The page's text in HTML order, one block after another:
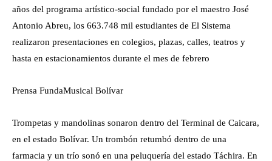
años del programa artístico-social fundado por el maestro José
Antonio Abreu, los 663.748 mil estudiantes de El Sistema
realizaron presentaciones en colegios, plazas, calles, teatros y
hasta en estacionamientos durante el mes de febrero
Prensa FundaMusical Bolívar
Trompetas y mandolinas sonaron dentro del Terminal de Caicara,
en el estado Bolívar. Un trombón retumbó dentro de una
farmacia y un trío sonó en una peluquería del estado Táchira. En